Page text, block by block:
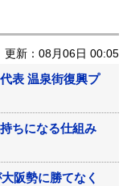
更新：08月06日 00:05
表 温泉街復興プ
持ちになる仕組み
阪勢に勝てなく